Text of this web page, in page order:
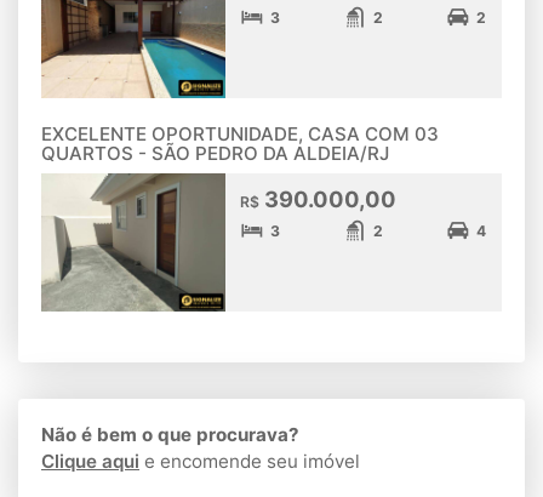
3 2 2
EXCELENTE OPORTUNIDADE, CASA COM 03
QUARTOS - SÃO PEDRO DA ALDEIA/RJ
R$ 390.000,00
3 2 4
Não é bem o que procurava?
Clique aqui e encomende seu imóvel